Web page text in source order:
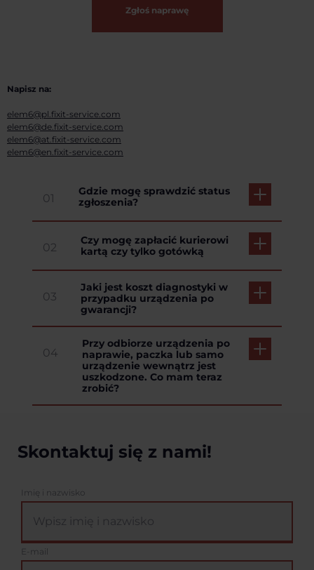
Zgłoś naprawę
Napisz na:
elem6@pl.fixit-service.com
elem6@de.fixit-service.com
elem6@at.fixit-service.com
elem6@en.fixit-service.com
01
Gdzie mogę sprawdzić status
zgłoszenia?
02
Czy mogę zapłacić kurierowi
kartą czy tylko gotówką
03
Jaki jest koszt diagnostyki w
przypadku urządzenia po
gwarancji?
04
Przy odbiorze urządzenia po
naprawie, paczka lub samo
urządzenie wewnątrz jest
uszkodzone. Co mam teraz
zrobić?
Skontaktuj się z nami!
Imię i nazwisko
E-mail